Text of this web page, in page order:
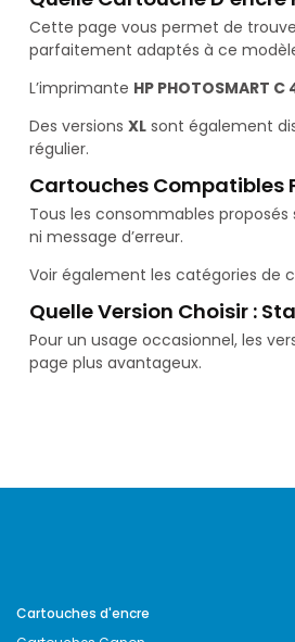
Cette page vous permet de
parfaitement adaptés à ce
L’imprimante HP PHOTOSMART C
Des versions XL sont également
régulier.
Cartouches Compatibles
Tous les consommables
ni message d’erreur.
Voir également les catégories de
Quelle Version Choisir :
Pour un usage occasionnel, les
page plus avantageux.
Cartouches d'encre